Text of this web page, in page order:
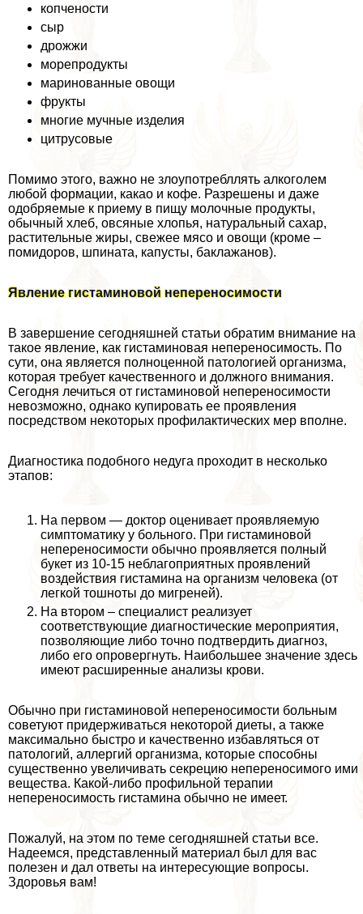
копчености
сыр
дрожжи
морепродукты
маринованные овощи
фрукты
многие мучные изделия
цитрусовые
Помимо этого, важно не злоупотрeбллять алкоголем
любой формации, какао и кофе. Разрешены и даже
одобряемые к приему в пищу молочные продукты,
обычный хлеб, овсяные хлопья, натуральный сахар,
растительные жиры, свежее мясо и овощи (кроме –
помидоров, шпината, капусты, баклажанов).
Явление гистаминовой непереносимости
В завершение сегодняшней статьи обратим внимание на
такое явление, как гистаминовая непереносимость. По
сути, она является полноценной патологией организма,
которая требует качественного и должного внимания.
Сегодня лечиться от гистаминовой непереносимости
невозможно, однако купировать ее проявления
посредством некоторых профилактических мер вполне.
Диагностика подобного недуга проходит в несколько
этапов:
На первом — доктор оценивает проявляемую
симптоматику у больного. При гистаминовой
непереносимости обычно проявляется полный
букет из 10-15 нeблагоприятных проявлений
воздействия гистамина на организм человека (от
легкой тошноты до мигреней).
На втором – специалист реализует
соответствующие диагностические мероприятия,
позволяющие либо точно подтвердить диагноз,
либо его опровергнуть. Наибольшее значение здесь
имеют расширенные анализы крови.
Обычно при гистаминовой непереносимости больным
советуют придерживаться некоторой диеты, а также
максимально быстро и качественно избавляться от
патологий, аллергий организма, которые способны
существенно увеличивать секрецию непереносимого ими
вещества. Какой-либо профильной терапии
непереносимость гистамина обычно не имеет.
Пожалуй, на этом по теме сегодняшней статьи все.
Надеемся, представленный материал был для вас
полезен и дал ответы на интересующие вопросы.
Здоровья вам!